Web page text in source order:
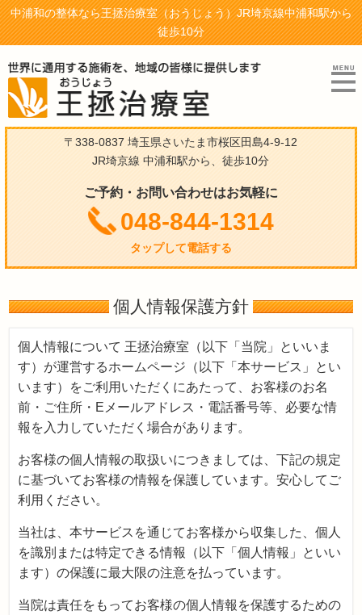
中浦和の整体なら王拯治療室（おうじょう）JR埼京線中浦和駅から
徒歩10分
〒338-0837 埼玉県さいたま市桜区田島4-9-12
JR埼京線 中浦和駅から、徒歩10分
ご予約・お問い合わせはお気軽に
048-844-1314
タップして電話する
個人情報保護方針
個人情報について 王拯治療室（以下「当院」といいま
す）が運営するホームページ（以下「本サービス」とい
います）をご利用いただくにあたって、お客様のお名
前・ご住所・Eメールアドレス・電話番号等、必要な情
報を入力していただく場合があります。
お客様の個人情報の取扱いにつきましては、下記の規定
に基づいてお客様の情報を保護しています。安心してご
利用ください。
当社は、本サービスを通じてお客様から収集した、個人
を識別または特定できる情報（以下「個人情報」といい
ます）の保護に最大限の注意を払っています。
当院は責任をもってお客様の個人情報を保護するための